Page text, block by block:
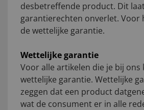
desbetreffende product. Dit
garantierechten onverlet. Voor
de wettelijke garantie.
Wettelijke garantie
Voor alle artikelen die je bij ons
wettelijke garantie. Wettelijke
zeggen dat een product
wat de consument er in alle